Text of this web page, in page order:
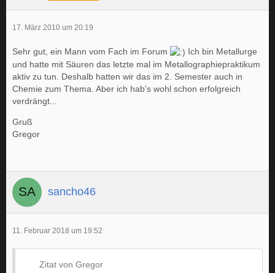
17. März 2010 um 20:19
Sehr gut, ein Mann vom Fach im Forum
Ich bin Metallurge
und hatte mit Säuren das letzte mal im Metallographiepraktikum
aktiv zu tun. Deshalb hatten wir das im 2. Semester auch in
Chemie zum Thema. Aber ich hab's wohl schon erfolgreich
verdrängt...
Gruß
Gregor
sancho46
11. Februar 2018 um 19:52
Zitat von Gregor